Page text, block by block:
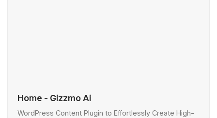
Home - Gizzmo Ai
WordPress Content Plugin to Effortlessly Create High-